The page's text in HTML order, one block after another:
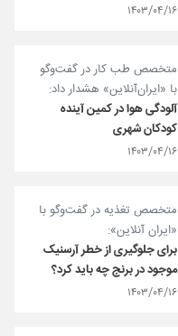
۱۴۰۳/۰۴/۱۶
متخصص طب کار در گفت‌وگو
با «ایران‌آنلاین» هشدار داد:
آلودگی هوا در کمین آینده
کودکان شهری
۱۴۰۳/۰۴/۱۶
متخصص تغذیه در گفت‌وگو با
«ایران آنلاین»:
برای جلوگیری از خطر آرسنیک
موجود در برنج چه باید کرد؟
۱۴۰۳/۰۴/۱۶